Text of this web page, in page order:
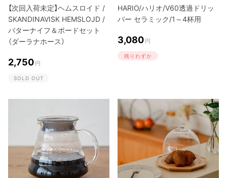
【次回入荷未定】ヘムスロイド /
SKANDINAVISK HEMSLOJD /
バターナイフ＆ボードセット
（ダーラナホース）
2,750 円
SOLD OUT
HARIO/ハリオ/V60透過ドリッ
パー セラミック/1～4杯用
3,080 円
残りわずか